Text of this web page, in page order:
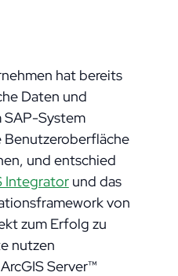
hat bereits
Daten und
SAP-System
und entschied
Integratorund das
von
zum Erfolg zu
nutzen
Server™